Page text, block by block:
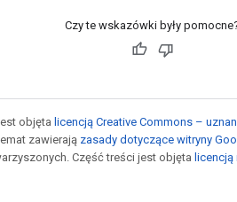
Czy te wskazówki były
objęta licencją Creative Commons –
zawierają zasady dotyczące witryny
Część treści jest objęta licencją